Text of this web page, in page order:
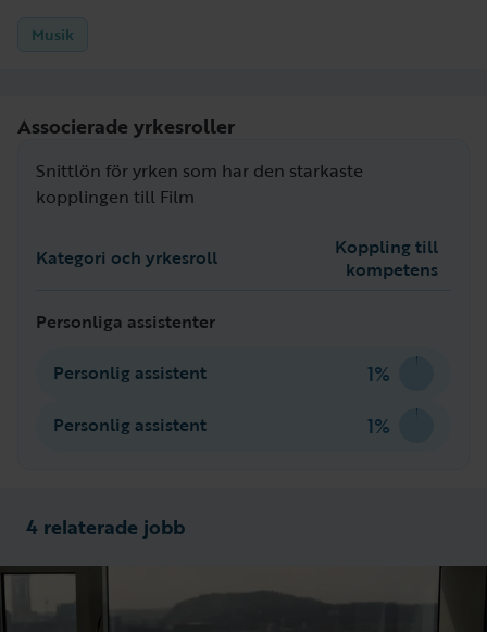
Musik
Associerade yrkesroller
Snittlön för yrken som har den starkaste
kopplingen till Film
Kategori och yrkesroll
Koppling till
kompetens
Personliga assistenter
Personlig assistent
1%
Personlig assistent 1%
4 relaterade jobb